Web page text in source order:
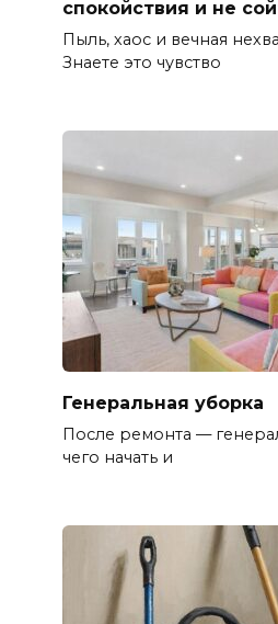
спокойствия и не
Пыль, хаос и вечная
Знаете это чувство
Генеральная уборка
После ремонта —
чего начать и